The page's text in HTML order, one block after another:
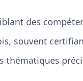
des
souvent
thématiques